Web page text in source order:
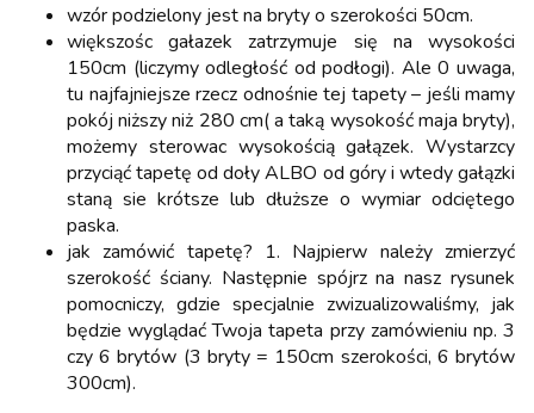
wzór podzielony jest na bryty o szerokości 50cm.
większośc gałazek zatrzymuje się na wysokości
150cm (liczymy odległość od podłogi). Ale 0 uwaga,
tu najfajniejsze rzecz odnośnie tej tapety – jeśli mamy
pokój niższy niż 280 cm( a taką wysokość maja bryty),
możemy sterowac wysokością gałązek. Wystarzcy
przyciąć tapetę od doły ALBO od góry i wtedy gałązki
staną sie krótsze lub dłuższe o wymiar odciętego
paska.
jak zamówić tapetę? 1. Najpierw należy zmierzyć
szerokość ściany. Następnie spójrz na nasz rysunek
pomocniczy, gdzie specjalnie zwizualizowaliśmy, jak
będzie wyglądać Twoja tapeta przy zamówieniu np. 3
czy 6 brytów (3 bryty = 150cm szerokości, 6 brytów
300cm).